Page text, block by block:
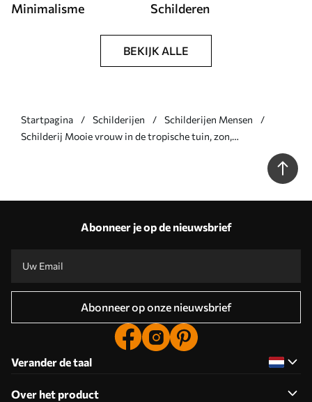
Minimalisme Schilderen
BEKIJK ALLE
Startpagina Schilderijen
Schilderijen Mensen
Schilderij Mooie vrouw in de tropische tuin, zon,
Abonneer je op de nieuwsbrief
Abonneer op onze nieuwsbrief
Verander de taal
Over het product